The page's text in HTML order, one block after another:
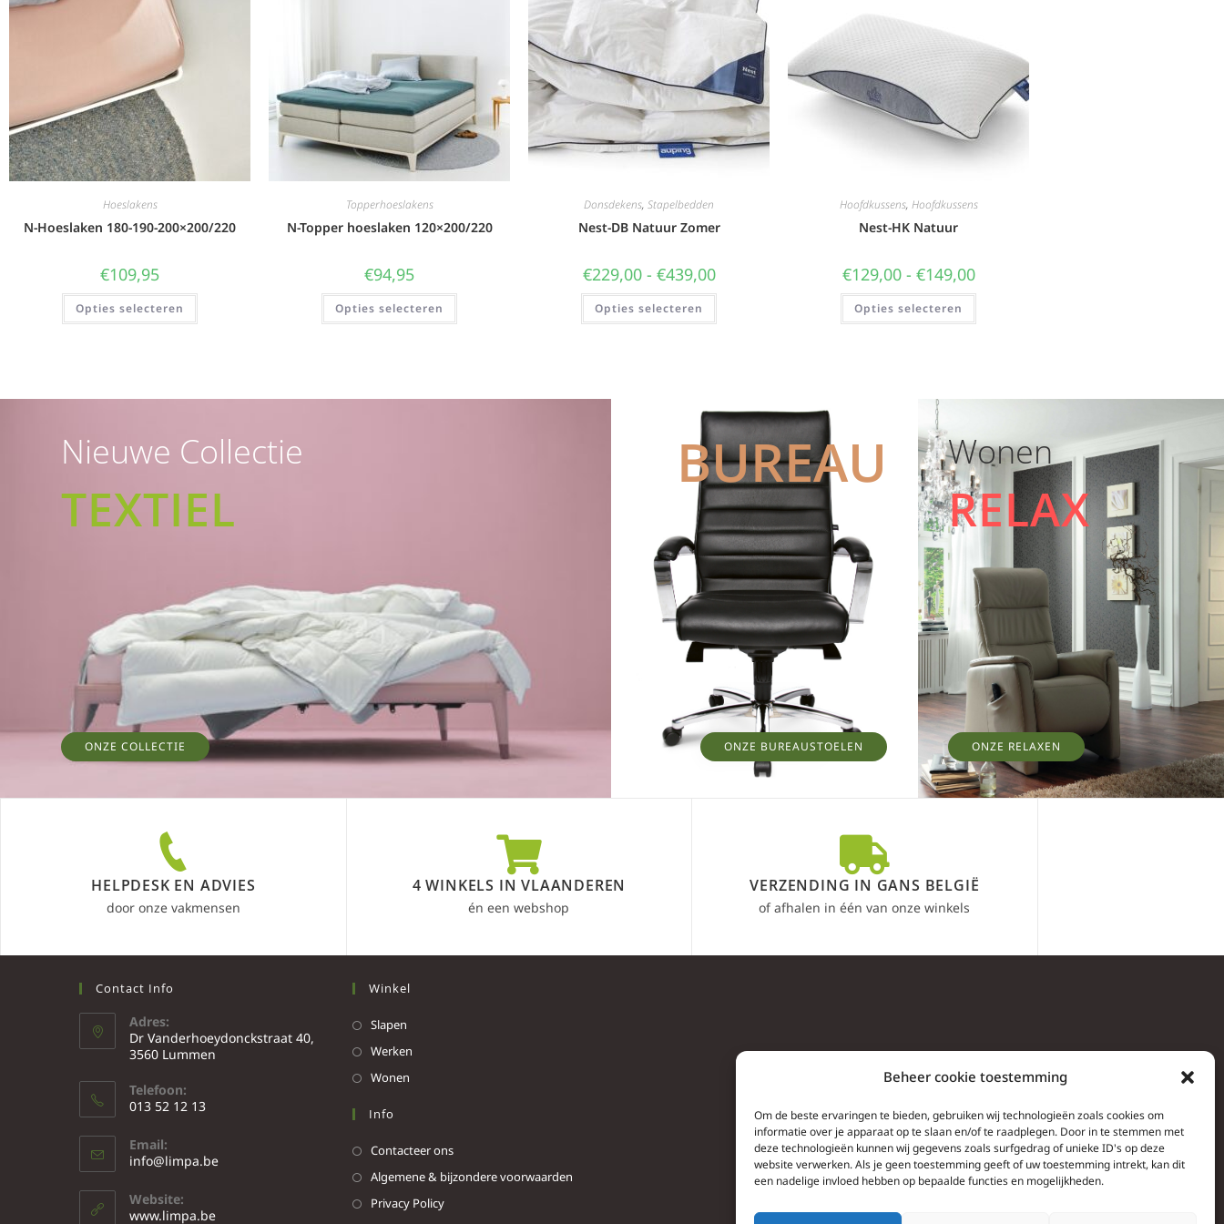
Beheer cookie toestemming
Om de beste ervaringen te bieden, gebruiken wij technologieën zoals cookies om
informatie over je apparaat op te slaan en/of te raadplegen. Door in te stemmen met
deze technologieën kunnen wij gegevens zoals surfgedrag of unieke ID's op deze
website verwerken. Als je geen toestemming geeft of uw toestemming intrekt, kan dit
een nadelige invloed hebben op bepaalde functies en mogelijkheden.
Hoeslakens
N-Hoeslaken 180-190-200×200/220
€109,95
Opties selecteren
Topperhoeslakens
N-Topper hoeslaken 120×200/220
€94,95
Opties selecteren
Donsdekens, Stapelbedden
Nest-DB Natuur Zomer
€229,00 - €439,00
Opties selecteren
Hoofdkussens, Hoofdkussens
Nest-HK Natuur
€129,00 - €149,00
Opties selecteren
Nieuwe Collectie
TEXTIEL
ONZE COLLECTIE
BUREAU
ONZE BUREAUSTOELEN
Wonen
RELAX
ONZE RELAXEN
HELPDESK EN ADVIES
door onze vakmensen
4 WINKELS IN VLAANDEREN
én een webshop
VERZENDING IN GANS BELGIË
of afhalen in één van onze winkels
Contact Info
Adres:
Dr Vanderhoeydonckstraat 40,
3560 Lummen
Telefoon:
013 52 12 13
Email:
info@limpa.be
Website:
www.limpa.be
Winkel
Slapen
Werken
Wonen
Info
Contacteer ons
Algemene & bijzondere voorwaarden
Privacy Policy